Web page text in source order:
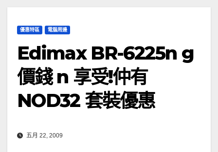
優惠特區 電腦周邊
Edimax BR-6225n g
價錢 n 享受!仲有
NOD32 套裝優惠
五月 22, 2009